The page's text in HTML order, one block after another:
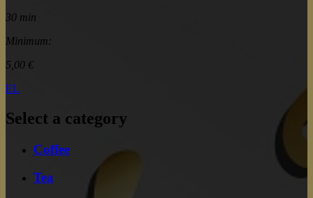
30 min
Minimum:
5,00 €
ΕL
Select a category
Coffee
Tea